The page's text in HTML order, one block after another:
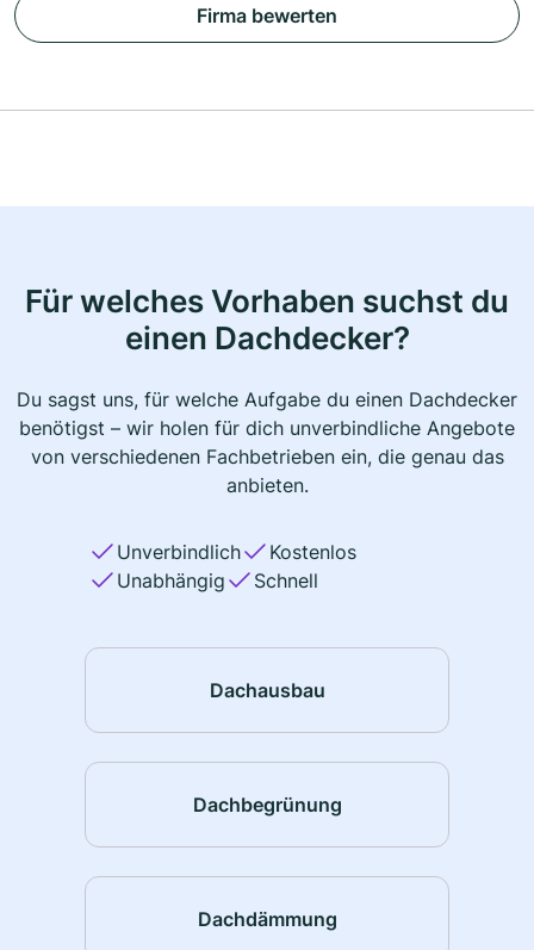
Firma bewerten
Für welches Vorhaben suchst du
einen Dachdecker?
Du sagst uns, für welche Aufgabe du einen Dachdecker
benötigst – wir holen für dich unverbindliche Angebote
von verschiedenen Fachbetrieben ein, die genau das
anbieten.
Unverbindlich
Kostenlos
Unabhängig
Schnell
Dachausbau
Dachbegrünung
Dachdämmung